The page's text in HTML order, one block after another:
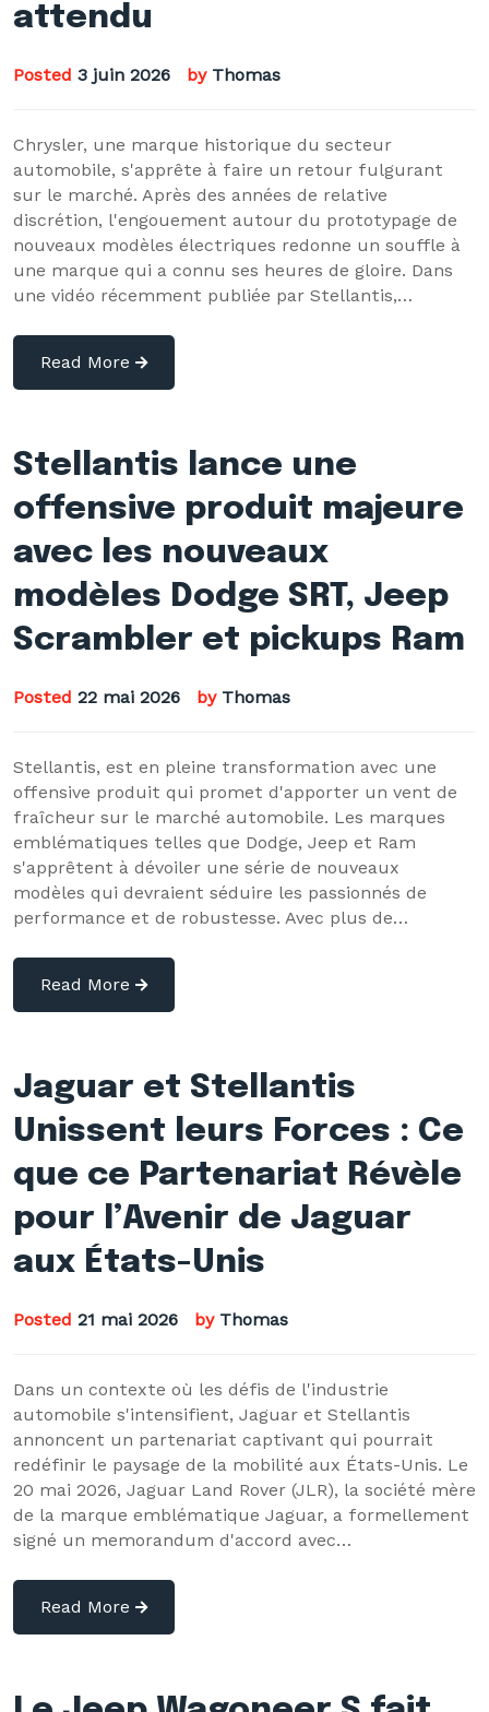
attendu
Posted 3 juin 2026 by Thomas
Chrysler, une marque historique du secteur
automobile, s'apprête à faire un retour fulgurant
sur le marché. Après des années de relative
discrétion, l'engouement autour du prototypage de
nouveaux modèles électriques redonne un souffle à
une marque qui a connu ses heures de gloire. Dans
une vidéo récemment publiée par Stellantis,…
Read More
Stellantis lance une
offensive produit majeure
avec les nouveaux
modèles Dodge SRT, Jeep
Scrambler et pickups Ram
Posted 22 mai 2026 by Thomas
Stellantis, est en pleine transformation avec une
offensive produit qui promet d'apporter un vent de
fraîcheur sur le marché automobile. Les marques
emblématiques telles que Dodge, Jeep et Ram
s'apprêtent à dévoiler une série de nouveaux
modèles qui devraient séduire les passionnés de
performance et de robustesse. Avec plus de…
Read More
Jaguar et Stellantis
Unissent leurs Forces : Ce
que ce Partenariat Révèle
pour l’Avenir de Jaguar
aux États-Unis
Posted 21 mai 2026 by Thomas
Dans un contexte où les défis de l'industrie
automobile s'intensifient, Jaguar et Stellantis
annoncent un partenariat captivant qui pourrait
redéfinir le paysage de la mobilité aux États-Unis. Le
20 mai 2026, Jaguar Land Rover (JLR), la société mère
de la marque emblématique Jaguar, a formellement
signé un memorandum d'accord avec…
Read More